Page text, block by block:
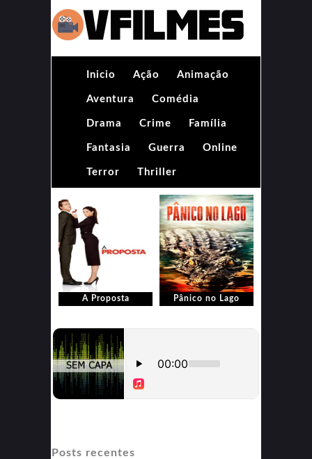
Inicio Ação Animação
Aventura Comédia
Drama Crime Família
Fantasia Guerra Online
Terror Thriller
A Proposta Pânico no Lago
Posts recentes